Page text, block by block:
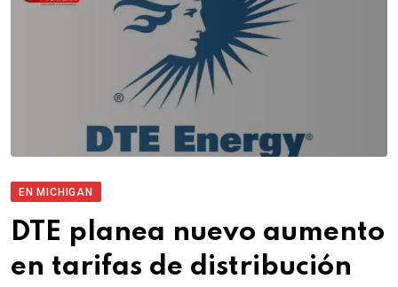
EN MICHIGAN
DTE planea nuevo aumento
en tarifas de distribución